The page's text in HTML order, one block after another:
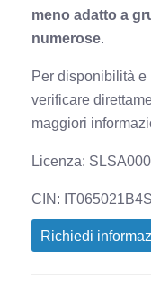
meno adatto a
numerose
Per disponibilità
verificare
maggiori
Licenza:
CIN:
Richiedi